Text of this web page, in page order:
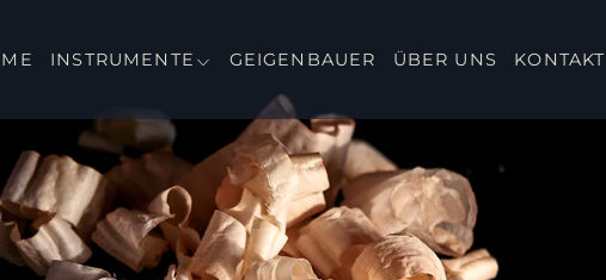
INSTRUMENTE GEIGENBAUER ÜBER UNS KONTAKT